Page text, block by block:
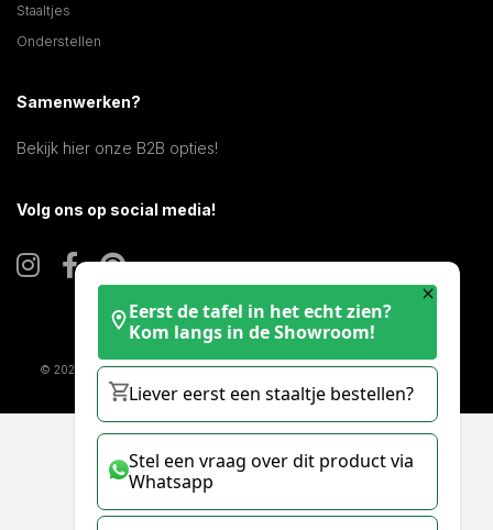
Staaltjes
Onderstellen
Samenwerken?
Bekijk hier onze B2B opties!
Volg ons op social media!
© 2025 KERAMISCHE TAFELS |COOKIE STATEMENT|DISCLAIMER| KVK:
61070416 | BTW: NL002142731B64
Eerst de tafel in het echt zien?
Kom langs in de Showroom!
Liever eerst een staaltje bestellen?
Stel een vraag over dit product via
Whatsapp